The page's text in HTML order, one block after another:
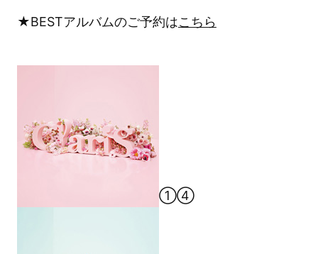
★BESTアルバムのご予約はこちら
①④